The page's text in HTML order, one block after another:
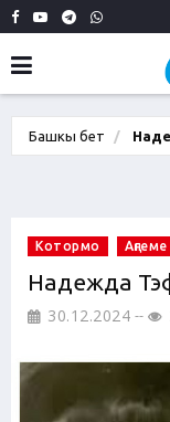
Башкы бет
Котормо Аңгеме
Надежда
30.12.2024